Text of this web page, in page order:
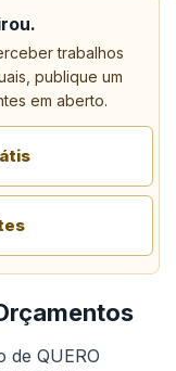
trabalhos
publique um
em aberto.
de QUERO